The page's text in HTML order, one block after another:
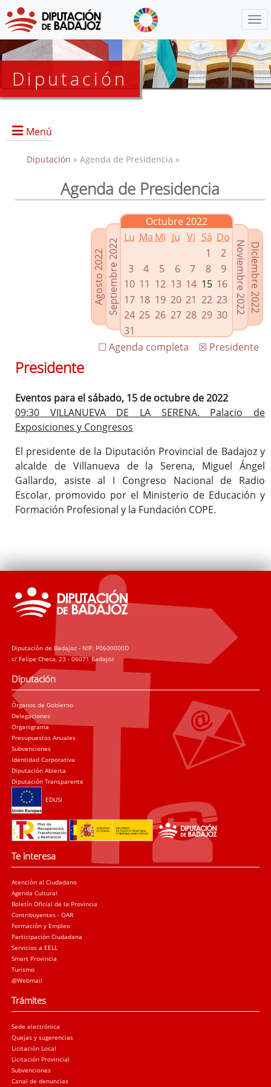
Diputación
Menú
Presidencia
Enlaces relacionados
Agenda de Presidencia
Plenos provinciales y Juntas de gobierno
Oficina de Proyectos Europeos
Diputación » Agenda de Presidencia »
Agenda de Presidencia
Agosto 2022Septiembre 2022
Octubre 2022
Lu Ma Mi Ju Vi Sá Do
1
2
3
4 5 6 7 8
9
10 11 12 13 14 15 16
17 18 19 20 21 22 23
24 25 26 27 28 29 30
31
Diciembre 2022
Noviembre 2022
☒ Presidente
☐ Agenda completa
Presidente
Eventos para el sábado, 15 de octubre de 2022
09:30 VILLANUEVA DE LA SERENA. Palacio de
Exposiciones y Congresos
El presidente de la Diputación Provincial de Badajoz y
alcalde de Villanueva de la Serena, Miguel Ángel
Gallardo, asiste al I Congreso Nacional de Radio
Escolar, promovido por el Ministerio de Educación y
Formación Profesional y la Fundación COPE.
Diputación de Badajoz - NIF: P0600000D
c/ Felipe Checa, 23 - 06071 Badajoz
Diputación
Órganos de Gobierno
Delegaciones
Organigrama
Presupuestos Anuales
Subvenciones
Identidad Corporativa
Diputación Abierta
Diputación Transparente
EDUSI
Te interesa
Atención al Ciudadano
Agenda Cultural
Boletín Oficial de la Provincia
Contribuyentes - OAR
Formación y Empleo
Participación Ciudadana
Servicios a EELL
Smart Provincia
Turismo
@Webmail
Trámites
Sede electrónica
Quejas y sugerencias
Licitación Local
Licitación Provincial
Subvenciones
Canal de denuncias